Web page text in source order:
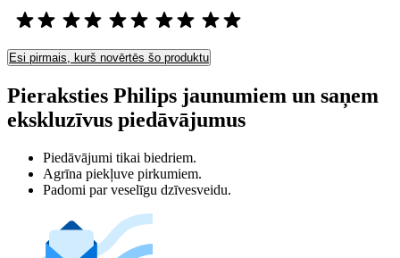
Esi pirmais, kurš novērtēs šo produktu
Pieraksties Philips jaunumiem un saņem
ekskluzīvus piedāvājumus
Piedāvājumi tikai biedriem.
Agrīna piekļuve pirkumiem.
Padomi par veselīgu dzīvesveidu.